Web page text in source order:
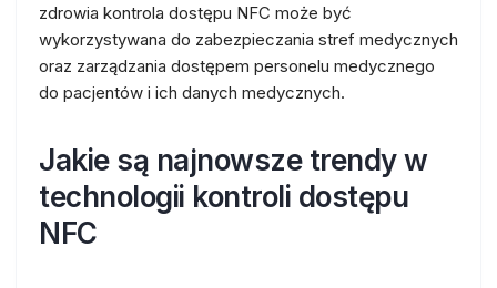
zdrowia kontrola dostępu NFC może być
wykorzystywana do zabezpieczania stref medycznych
oraz zarządzania dostępem personelu medycznego
do pacjentów i ich danych medycznych.
Jakie są najnowsze trendy w
technologii kontroli dostępu
NFC